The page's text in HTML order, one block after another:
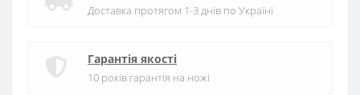
Доставка протягом 1-3 днів по Україні
Гарантія якості
10 років гарантія на ножі